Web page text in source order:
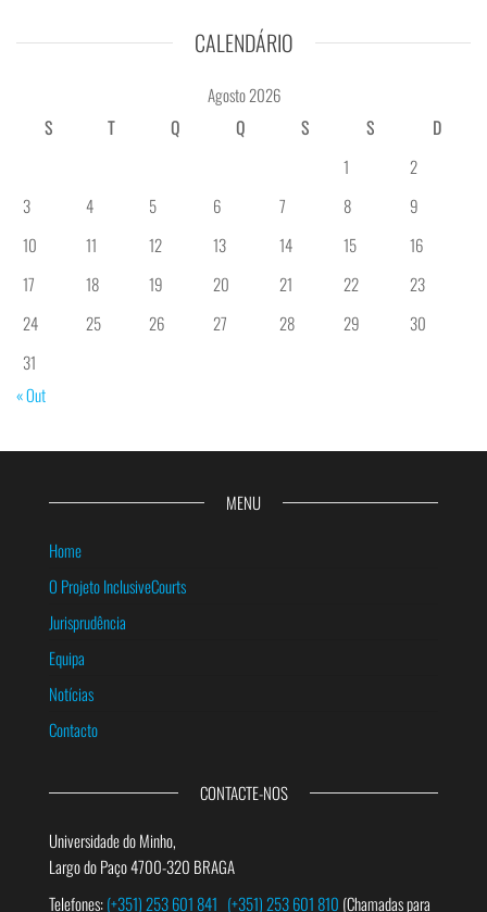
CALENDÁRIO
Agosto 2026
S
T Q Q S S
D
1
2
3
4 5 6 7 8
9
10
11 12 13 14 15
16
17
18 19 20 21 22
23
24
25 26 27 28 29
30
31
« Out
MENU
Home
O Projeto InclusiveCourts
Jurisprudência
Equipa
Notícias
Contacto
CONTACTE-NOS
Universidade do Minho,
Largo do Paço 4700-320 BRAGA
Telefones:(+351) 253 601 841 (+351) 253 601 810 (Chamadas para